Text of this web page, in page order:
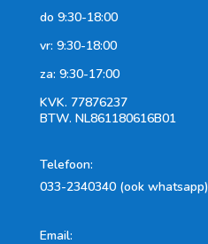
do 9:30-18:00
vr: 9:30-18:00
za: 9:30-17:00
KVK. 77876237
BTW. NL861180616B01
Telefoon:
033-2340340 (ook whatsapp)
Email: